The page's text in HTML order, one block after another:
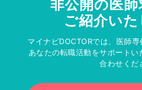
非公開の医
ご紹介いた
マイナビDOCTORでは、医師
あなたの転職活動をサポート
合わせくだ